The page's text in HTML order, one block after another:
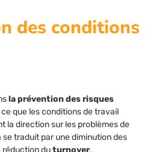
des conditions
la prévention des risques
ce que les conditions de travail
la direction sur les problèmes de
se traduit par une diminution des
réduction duturnover.